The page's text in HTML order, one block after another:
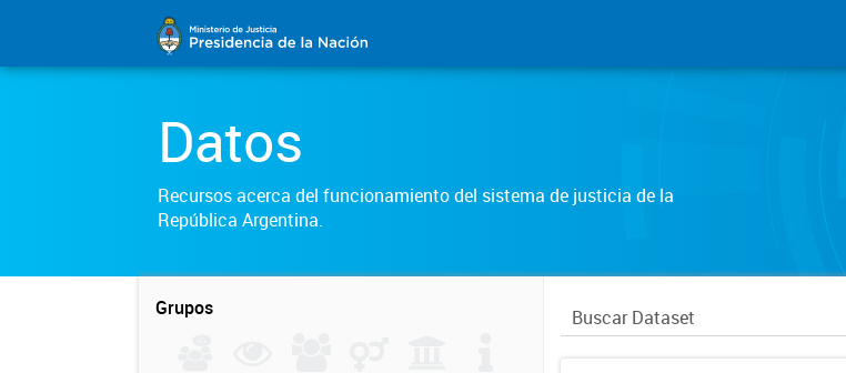
Datos
Recursos acerca del funcionamiento del sistema de justicia de la
República Argentina.
Grupos